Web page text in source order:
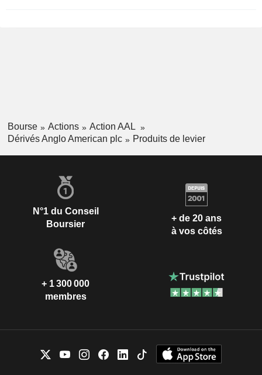
Bourse Actions
Action AAL
Dérivés Anglo American plc
Produits de levier
N°1 du Conseil
Boursier
+ de 20 ans
à vos côtés
+ 1 300 000
membres